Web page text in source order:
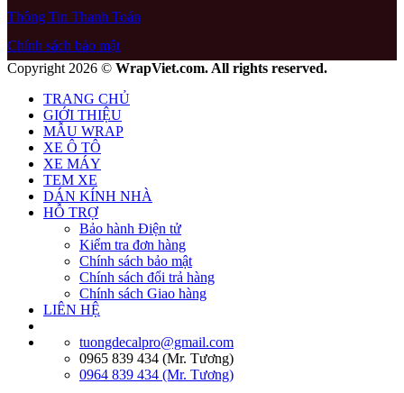
Thông Tin Thanh Toán
Chính sách bảo mật
Copyright 2026 © WrapViet.com. All rights reserved.
TRANG CHỦ
GIỚI THIỆU
MẪU WRAP
XE Ô TÔ
XE MÁY
TEM XE
DÁN KÍNH NHÀ
HỖ TRỢ
Bảo hành Điện tử
Kiểm tra đơn hàng
Chính sách bảo mật
Chính sách đổi trả hàng
Chính sách Giao hàng
LIÊN HỆ
tuongdecalpro@gmail.com
0965 839 434 (Mr. Tương)
0964 839 434 (Mr. Tương)